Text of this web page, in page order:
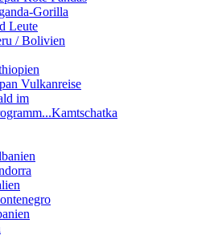
Gorilla
Leute
/ Bolivien
Vulkanreise
im